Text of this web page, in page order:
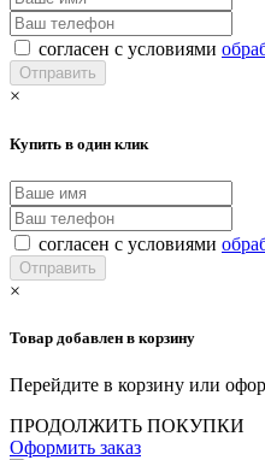
согласен с условиями
×
Купить в один клик
согласен с условиями
×
Товар добавлен в корзину
Перейдите в корзину или
ПРОДОЛЖИТЬ ПОКУПКИ
Оформить заказ